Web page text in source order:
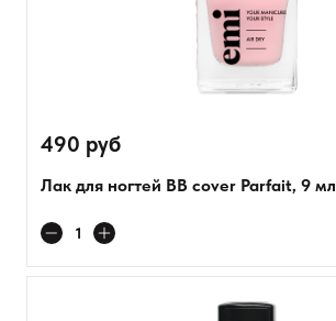
490 руб
Лак для ногтей BB cover Parfait, 9 мл